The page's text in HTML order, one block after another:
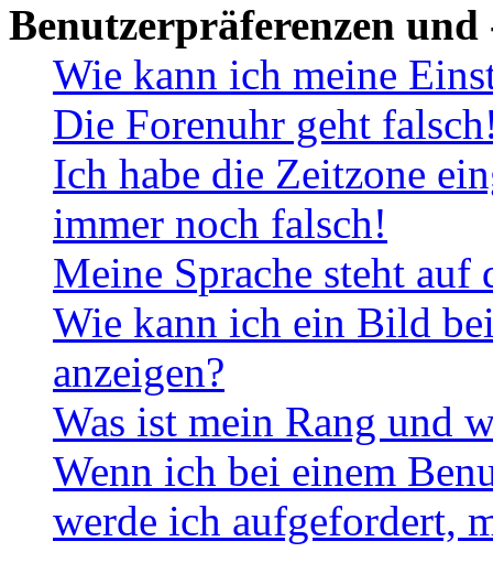
Benutzerpräferenzen und
Wie kann ich meine
Die Forenuhr geht
Ich habe die Zeitzone
immer noch falsch!
Meine Sprache steht
Wie kann ich ein Bild
anzeigen?
Was ist mein Rang und
Wenn ich bei einem
werde ich aufgefordert,